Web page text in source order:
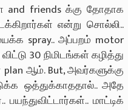
and friends க்கு தோதாக
என்று சொல்லி..
spray.. அப்பறம் motor
30 நிமிடங்கள் கழித்து
ஆம். But, அவர்களுக்கு
ஒத்துக்காததால்.. அதே
மாட்டிக்